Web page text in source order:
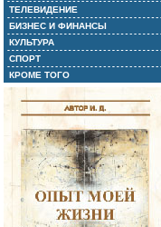
ТЕЛЕВИДЕНИЕ
БИЗНЕС И ФИНАНСЫ
КУЛЬТУРА
СПОРТ
КРОМЕ ТОГО